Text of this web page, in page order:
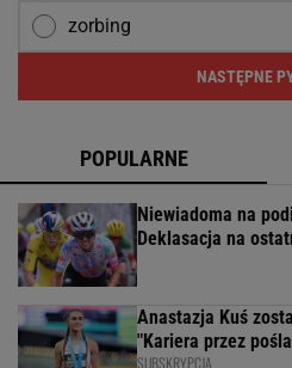
zorbing
NASTĘPNE
POPULARNE
Niewiadoma na
Deklasacja na
Anastazja Kuś
"Kariera przez
SUBSKRYPCJA